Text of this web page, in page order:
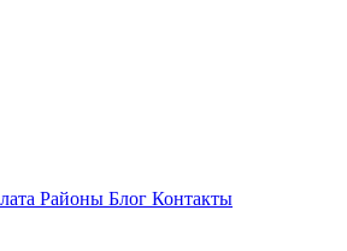
Районы Блог Контакты